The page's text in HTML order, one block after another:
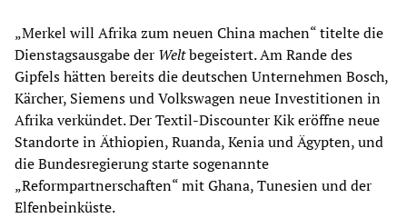
„Merkel will Afrika zum neuen China machen“ titelte die
Dienstagsausgabe der Weltbegeistert. Am Rande des
Gipfels hätten bereits die deutschen Unternehmen Bosch,
Kärcher, Siemens und Volkswagen neue Investitionen in
Afrika verkündet. Der Textil-Discounter Kik eröffne neue
Standorte in Äthiopien, Ruanda, Kenia und Ägypten, und
die Bundesregierung starte sogenannte
„Reformpartnerschaften“ mit Ghana, Tunesien und der
Elfenbeinküste.